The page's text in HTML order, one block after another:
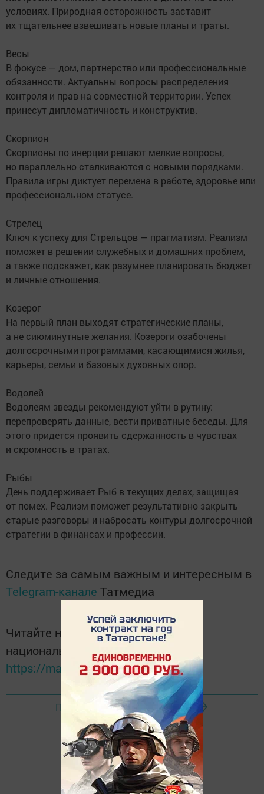
условиях. Природная осторожность заставит
их тщательнее взвешивать новые планы и траты.
Весы
В фокусе — дом, партнерство или профессиональные
обязанности. Актуальны вопросы распределения
контроля и прав на совместной территории. Успех
принесут дипломатичность и конструктив.
Скорпион
Скорпионы по инерции решают мелкие вопросы,
но параллельно сталкиваются с новыми порядками.
Правила игры диктует перемена в работе, здоровье или
профессиональном статусе.
Стрелец
Ключ к успеху для Стрельцов — прагматизм. Реализм
поможет в решении служебных и домашних проблем,
а также подскажет, как разумнее планировать бюджет
и личные отношения.
Козерог
На первый план выходят стратегические планы,
а не сиюминутные желания. Козероги озабочены
долгосрочными программами, касающимися жилья,
карьеры, семьи и базовых духовных опор.
Водолей
Водолеям звезды рекомендуют уйти в рутину:
перепроверять данные, вести приватные беседы. Для
этого придется проявить сдержанность в чувствах
и скромность в тратах.
Рыбы
День поддерживает Рыб в текущих делах, защищая
от помех. Реализм поможет результативно закрыть
старые разговоры и набросать контуры долгосрочной
стратегии в финансах и профессии.
Следите за самым важным и интересным в
Telegram-канале Татмедиа
Читайте новости Татарстана в
национальном мессенджере MАХ:
https://max.ru/tatmedia
Перейти на страницу новости